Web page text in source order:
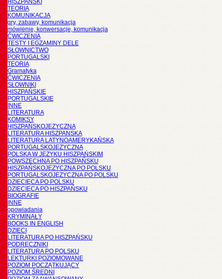
HISZPAŃSKI
TEORIA
KOMUNIKACJA
gry, zabawy, komunikacja
mówienie, konwersacje, komunikacja
ĆWICZENIA
TESTY I EGZAMINY DELE
SŁOWNICTWO
PORTUGALSKI
TEORIA
Gramatyka
ĆWICZENIA
SŁOWNIKI
HISZPAŃSKIE
PORTUGALSKIE
INNE
LITERATURA
KOMIKSY
HISZPAŃSKOJĘZYCZNA
LITERATURA HISZPANSKA
LITERATURA LATYNOAMERYKAŃSKA
PORTUGALSKOJĘZYCZNA
POLSKA W JĘZYKU HISZPAŃSKIM
POWSZECHNA PO HISZPAŃSKU
HISZPAŃSKOJĘZYCZNA PO POLSKU
PORTUGALSKOJĘZYCZNA PO POLSKU
DZIECIĘCA PO POLSKU
DZIECIĘCA PO HISZPAŃSKU
BIOGRAFIE
INNE
opowiadania
KRYMINAŁY
BOOKS IN ENGLISH
DZIECI
LITERATURA PO HISZPAŃSKU
PODRĘCZNIKI
LITERATURA PO POLSKU
LEKTURKI POZIOMOWANE
POZIOM POCZĄTKUJĄCY
POZIOM ŚREDNI